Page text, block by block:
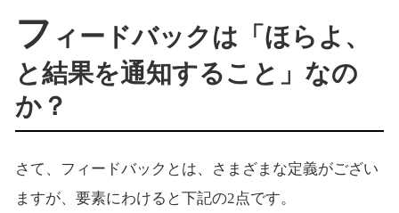
フ ィードバックは「ほらよ、
と結果を通知すること」なの
か？
さて、フィードバックとは、さまざまな定義がござい
ますが、要素にわけると下記の2点です。